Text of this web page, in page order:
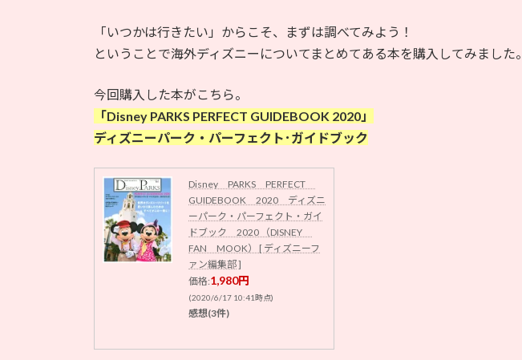
「いつかは行きたい」からこそ、まずは調べてみよう！
ということで海外ディズニーについてまとめてある本を購入してみました。
今回購入した本がこちら。
「Disney PARKS PERFECT GUIDEBOOK 2020」
ディズニーパーク・パーフェクト･ガイドブック
Disney PARKS PERFECT
GUIDEBOOK 2020 ディズニ
ーパーク・パーフェクト・ガイ
ドブック 2020 （DISNEY
FAN MOOK） [ ディズニーフ
ァン編集部 ]
価格:1,980円
(2020/6/17 10:41時点)
感想(3件)